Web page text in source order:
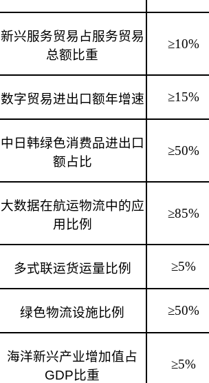
新兴服务贸易占服务贸易
总额比重
≥10%
数字贸易进出口额年增速 ≥15%
中日韩绿色消费品进出口
额占比
≥50%
大数据在航运物流中的应
用比例
≥85%
多式联运货运量比例 ≥5%
绿色物流设施比例 ≥50%
海洋新兴产业增加值占
GDP比重
≥5%